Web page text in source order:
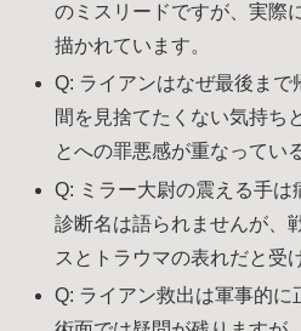
のミスリードですが、実際
描かれています。
Q: ライアンはなぜ最後ま
間を見捨てたくない気持ち
とへの罪悪感が重なってい
Q: ミラー大尉の震える手
診断名は語られませんが、
スとトラウマの表れだと受
Q: ライアン救出は軍事的